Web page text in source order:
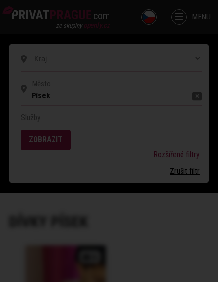
com
ze skupiny openly.cz
MENU
Písek
Služby
ZOBRAZIT
Rozšířené filtry
Zrušit filtr